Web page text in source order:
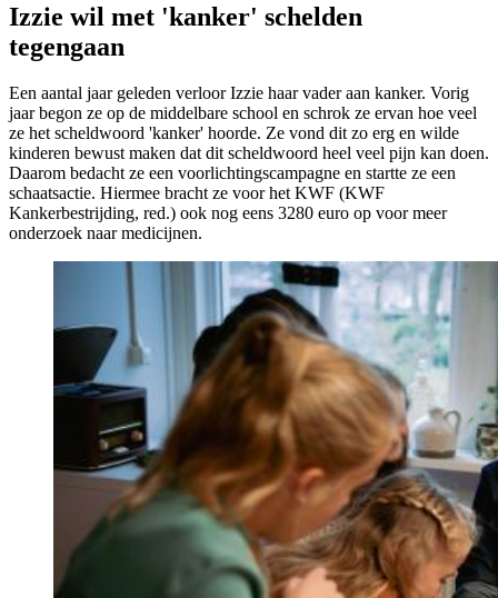
Izzie wil met 'kanker' schelden
tegengaan
Een aantal jaar geleden verloor Izzie haar vader aan kanker. Vorig
jaar begon ze op de middelbare school en schrok ze ervan hoe veel
ze het scheldwoord 'kanker' hoorde. Ze vond dit zo erg en wilde
kinderen bewust maken dat dit scheldwoord heel veel pijn kan doen.
Daarom bedacht ze een voorlichtingscampagne en startte ze een
schaatsactie. Hiermee bracht ze voor het KWF (KWF
Kankerbestrijding, red.) ook nog eens 3280 euro op voor meer
onderzoek naar medicijnen.